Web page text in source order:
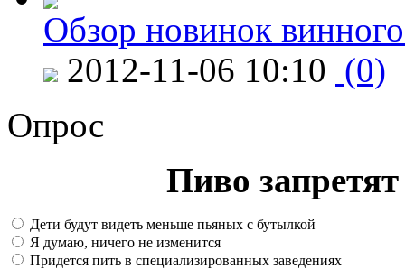
Обзор новинок
2012-11-06 10:10 (0)
Опрос
Пиво
Дети будут видеть меньше пьяных с бутылкой
Я думаю, ничего не изменится
Придется пить в специализированных заведениях